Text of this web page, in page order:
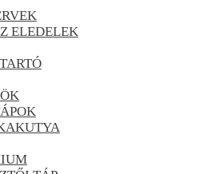
ELEDELEK